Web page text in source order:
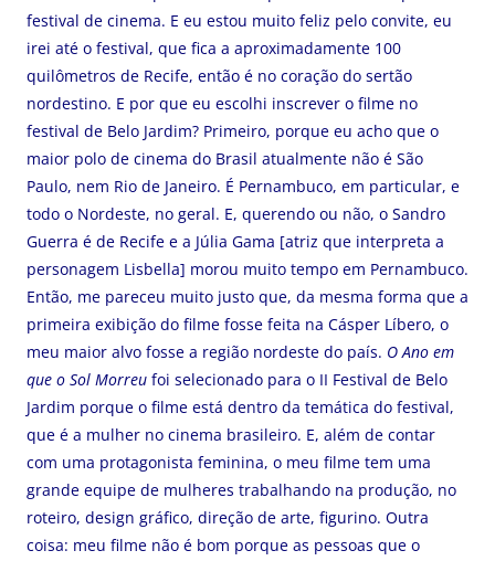
festival de cinema. E eu estou muito feliz pelo convite, eu
irei até o festival, que fica a aproximadamente 100
quilômetros de Recife, então é no coração do sertão
nordestino. E por que eu escolhi inscrever o filme no
festival de Belo Jardim? Primeiro, porque eu acho que o
maior polo de cinema do Brasil atualmente não é São
Paulo, nem Rio de Janeiro. É Pernambuco, em particular, e
todo o Nordeste, no geral. E, querendo ou não, o Sandro
Guerra é de Recife e a Júlia Gama [atriz que interpreta a
personagem Lisbella] morou muito tempo em Pernambuco.
Então, me pareceu muito justo que, da mesma forma que a
primeira exibição do filme fosse feita na Cásper Líbero, o
meu maior alvo fosse a região nordeste do país. O Ano em
que o Sol Morreu foi selecionado para o II Festival de Belo
Jardim porque o filme está dentro da temática do festival,
que é a mulher no cinema brasileiro. E, além de contar
com uma protagonista feminina, o meu filme tem uma
grande equipe de mulheres trabalhando na produção, no
roteiro, design gráfico, direção de arte, figurino. Outra
coisa: meu filme não é bom porque as pessoas que o